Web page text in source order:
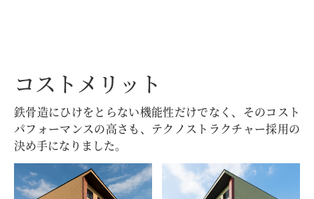
コストメリット
鉄骨造にひけをとらない機能性だけでなく、そのコスト
パフォーマンスの高さも、テクノストラクチャー採用の
決め手になりました。